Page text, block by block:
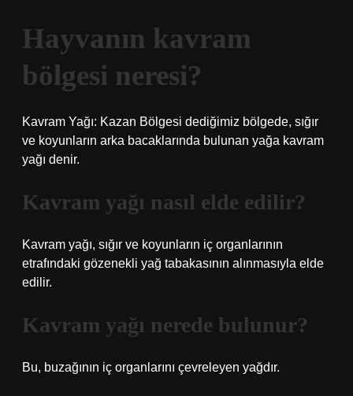
Hayvanın kavram
bölgesi neresi?
Kavram Yağı: Kazan Bölgesi dediğimiz bölgede, sığır
ve koyunların arka bacaklarında bulunan yağa kavram
yağı denir.
Kavram yağı nasıl elde edilir?
Kavram yağı, sığır ve koyunların iç organlarının
etrafındaki gözenekli yağ tabakasının alınmasıyla elde
edilir.
Kavram yağı nerede bulunur?
Bu, buzağının iç organlarını çevreleyen yağdır.